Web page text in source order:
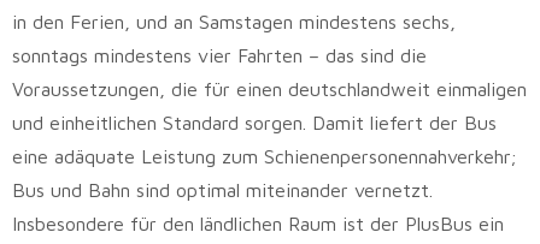
in den Ferien, und an Samstagen mindestens sechs,
sonntags mindestens vier Fahrten – das sind die
Voraussetzungen, die für einen deutschlandweit einmaligen
und einheitlichen Standard sorgen. Damit liefert der Bus
eine adäquate Leistung zum Schienenpersonennahverkehr;
Bus und Bahn sind optimal miteinander vernetzt.
Insbesondere für den ländlichen Raum ist der PlusBus ein